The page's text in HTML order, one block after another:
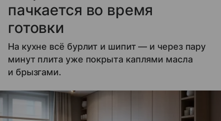
пачкается во время
готовки
На кухне всё бурлит и шипит — и через пару
минут плита уже покрыта каплями масла
и брызгами.